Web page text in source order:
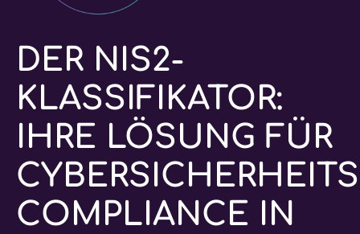
DER NIS2-
KLASSIFIKATOR:
IHRE LÖSUNG FÜR
COMPLIANCE IN